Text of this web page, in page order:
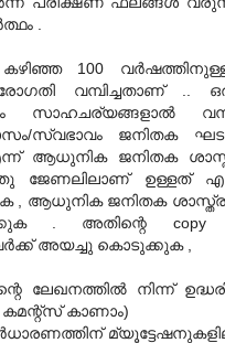
.
100
വമ്പിച്ചതാണ് ..
സാഹചര്യങ്ങളാൽ
സ്വഭാവം ജനിതക
ആധുനിക ജനിതക
ജേണലിലാണ് ഉള്ളത്‌
, ആധുനിക ജനിതക
. അതിന്റെ
അയച്ചു കൊടുക്കുക ,
ലേഖനത്തില്‍ നിന്ന്
കാണാം)